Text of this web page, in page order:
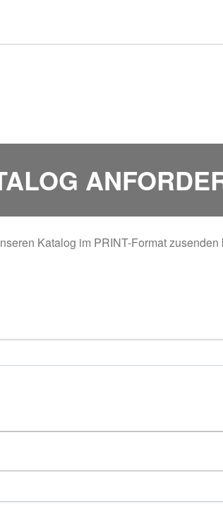
Katalog im PRINT-Format zusenden